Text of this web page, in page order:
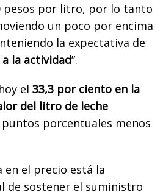
pesos por litro, por lo tanto
un poco por encima
la expectativa de
la actividad”.
el 33,3 por ciento en la
del litro de leche
puntos porcentuales menos
en el precio está la
de sostener el suministro